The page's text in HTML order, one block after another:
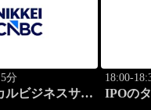
分
ルビジネスサテ
18:00-
IPOの